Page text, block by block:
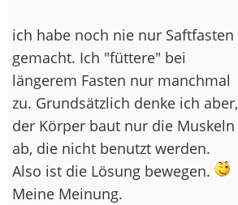
ich habe noch nie nur Saftfasten
gemacht. Ich "füttere" bei
längerem Fasten nur manchmal
zu. Grundsätzlich denke ich aber,
der Körper baut nur die Muskeln
ab, die nicht benutzt werden.
Also ist die Lösung bewegen.
Meine Meinung.